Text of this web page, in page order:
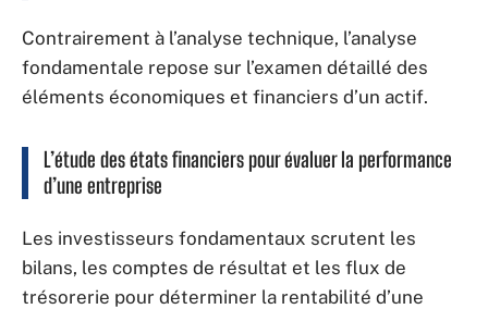
Contrairement à l’analyse technique, l’analyse
fondamentale repose sur l’examen détaillé des
éléments économiques et financiers d’un actif.
L’étude des états financiers pour évaluer la performance
d’une entreprise
Les investisseurs fondamentaux scrutent les
bilans, les comptes de résultat et les flux de
trésorerie pour déterminer la rentabilité d’une